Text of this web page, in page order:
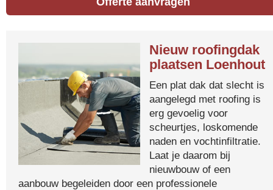
Nieuw roofingdak
plaatsen Loenhout
Een plat dak dat slecht is
aangelegd met roofing is
erg gevoelig voor
scheurtjes, loskomende
naden en vochtinfiltratie.
Laat je daarom bij
nieuwbouw of een
aanbouw begeleiden door een professionele